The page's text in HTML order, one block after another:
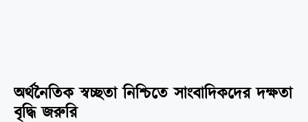
অর্থনৈতিক স্বচ্ছতা নিশ্চিতে সাংবাদিকদের দক্ষতা
বৃদ্ধি জরুরি